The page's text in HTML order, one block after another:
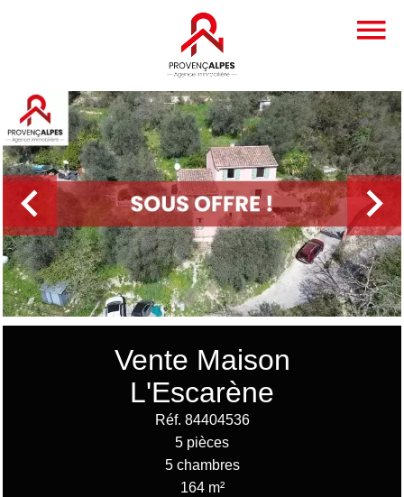
Vente Maison
L'Escarène
Réf. 84404536
5 pièces
5 chambres
164 m²